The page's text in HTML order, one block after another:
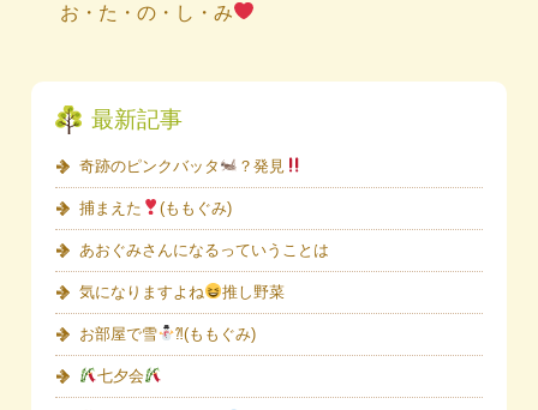
お・た・の・し・み
最新記事
奇跡のピンクバッタ ？発見
捕まえた (ももぐみ)
あおぐみさんになるっていうことは
気になりますよね 推し野菜
お部屋で雪 ⁈(ももぐみ)
七夕会